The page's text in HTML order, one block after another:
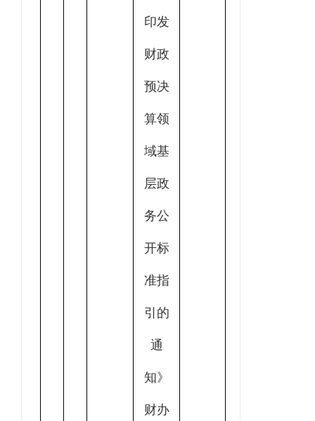
印发
财政
预决
算领
域基
层政
务公
开标
准指
引的
通
知》
财办